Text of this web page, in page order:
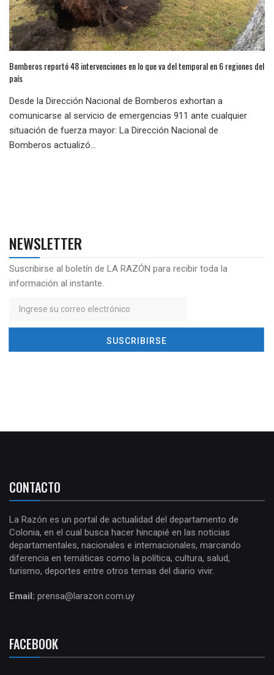
Bomberos reportó 48 intervenciones en lo que va del temporal en 6 regiones del
país
Desde la Dirección Nacional de Bomberos exhortan a
comunicarse al servicio de emergencias 911 ante cualquier
situación de fuerza mayor: La Dirección Nacional de
Bomberos actualizó...
NEWSLETTER
Suscribirse al boletín de LA RAZÓN para recibir toda la
información al instante.
CONTACTO
La Razón es un portal de actualidad del departamento de
Colonia, en el cual busca hacer hincapié en las noticias
departamentales, nacionales e internacionales, marcando
diferencia en temáticas como la política, cultura, salud,
turismo, deportes entre otros temas del diario vivir.
Email: prensa@larazon.com.uy
FACEBOOK